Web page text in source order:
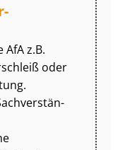
z.B.
oder